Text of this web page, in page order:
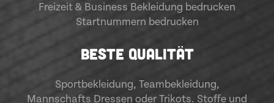
Freizeit & Business Bekleidung bedrucken
Startnummern bedrucken
BESTE QUALITÄT
Sportbekleidung, Teambekleidung,
Mannschafts Dressen oder Trikots. Stoffe und